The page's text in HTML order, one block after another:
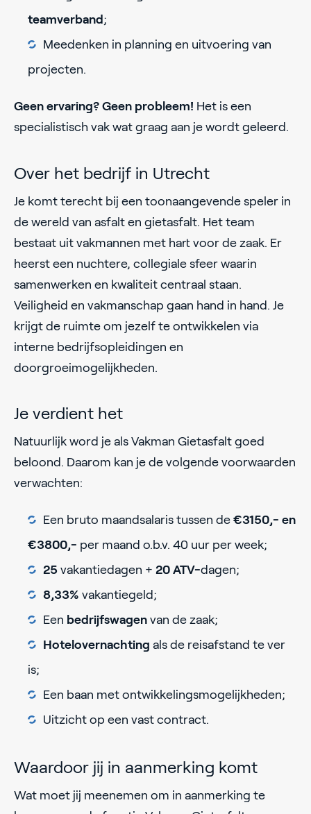
teamverband ;
Meedenken in planning en uitvoering van
projecten.
Geen ervaring? Geen probleem! Het is een
specialistisch vak wat graag aan je wordt geleerd.
Over het bedrijf in Utrecht
Je komt terecht bij een toonaangevende speler in
de wereld van asfalt en gietasfalt. Het team
bestaat uit vakmannen met hart voor de zaak. Er
heerst een nuchtere, collegiale sfeer waarin
samenwerken en kwaliteit centraal staan.
Veiligheid en vakmanschap gaan hand in hand. Je
krijgt de ruimte om jezelf te ontwikkelen via
interne bedrijfsopleidingen en
doorgroeimogelijkheden.
Je verdient het
Natuurlijk word je als Vakman Gietasfalt goed
beloond. Daarom kan je de volgende voorwaarden
verwachten:
Een bruto maandsalaris tussen de €3150,- en
€3800,- per maand o.b.v. 40 uur per week;
25 vakantiedagen + 20 ATV-dagen;
8,33% vakantiegeld;
Een bedrijfswagen van de zaak;
Hotelovernachting als de reisafstand te ver
is;
Een baan met ontwikkelingsmogelijkheden;
Uitzicht op een vast contract.
Waardoor jij in aanmerking komt
Wat moet jij meenemen om in aanmerking te